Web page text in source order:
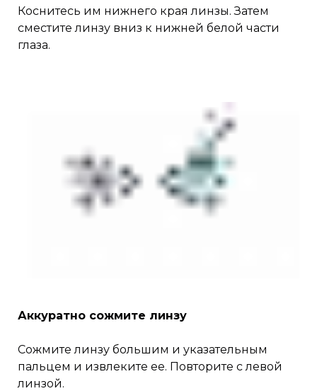
Коснитесь им нижнего края линзы. Затем
сместите линзу вниз к нижней белой части
глаза.
Аккуратно сожмите линзу
Сожмите линзу большим и указательным
пальцем и извлеките ее. Повторите с левой
линзой.